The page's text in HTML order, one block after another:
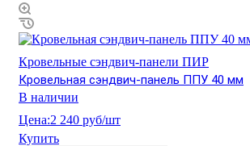
Кровельные сэндвич-панели ПИР
Кровельная сэндвич-панель ППУ 40 мм
В наличии
Цена:2 240 руб/шт
Купить